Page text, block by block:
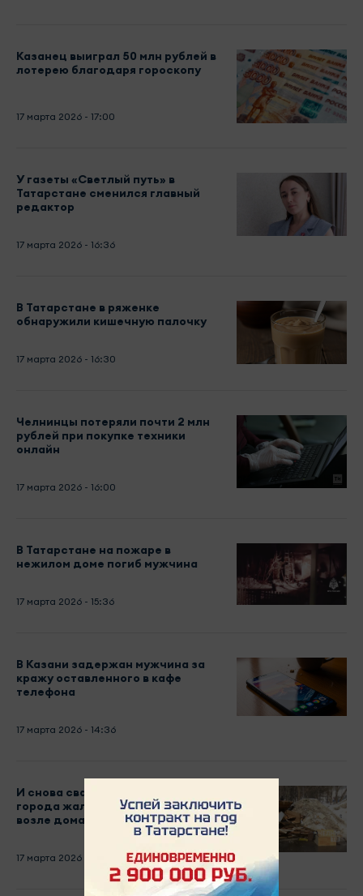
Казанец выиграл 50 млн рублей в
лотерею благодаря гороскопу
17 марта 2026 - 17:00
У газеты «Светлый путь» в
Татарстане сменился главный
редактор
17 марта 2026 - 16:36
В Татарстане в ряженке
обнаружили кишечную палочку
17 марта 2026 - 16:30
Челнинцы потеряли почти 2 млн
рублей при покупке техники
онлайн
17 марта 2026 - 16:00
В Татарстане на пожаре в
нежилом доме погиб мужчина
17 марта 2026 - 15:36
В Казани задержан мужчина за
кражу оставленного в кафе
телефона
17 марта 2026 - 14:36
И снова свалка: жители Нового
города жалуются на свалку
возле дома 4/18
17 марта 2026 - 14:09